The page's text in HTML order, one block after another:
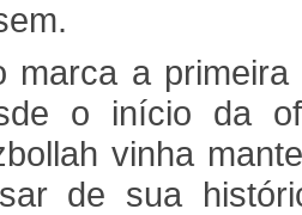
marca a
o início da
vinha
de sua